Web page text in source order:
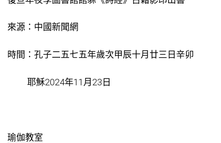
來源：中國新聞網
時間：孔子二五七五年歲次甲辰十月廿三日辛卯
耶穌2024年11月23日
瑜伽教室